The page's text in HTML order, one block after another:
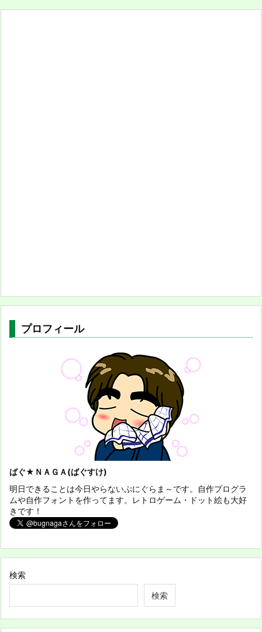
プロフィール
ばぐ★ＮＡＧＡ(ばぐすけ)
明日できることは今日やらないぷにぐらま～です。自作プログラ
ムや自作フォントを作ってます。レトロゲーム・ドット絵も大好
きです！
検索
検索